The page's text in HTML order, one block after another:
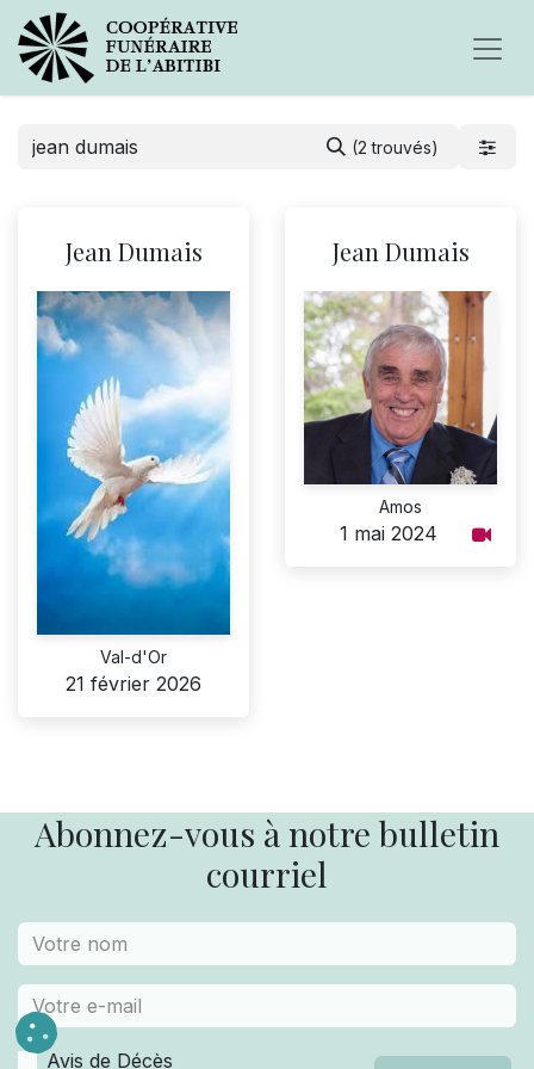
(2 trouvés)
Jean Dumais
Val-d'Or
21 février 2026
Jean Dumais
Amos
1 mai 2024
Abonnez-vous à notre bulletin
courriel
Avis de Décès